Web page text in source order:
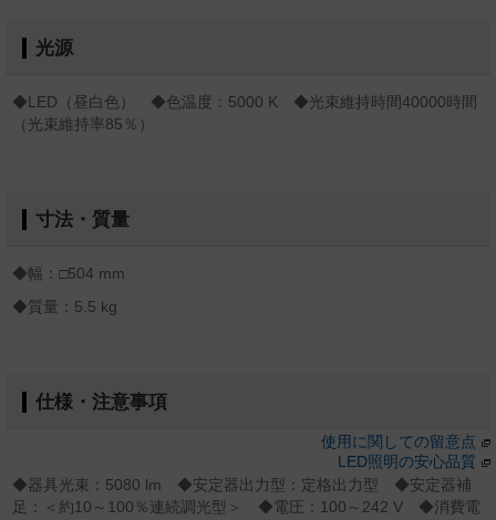
光源
◆LED（昼白色） ◆色温度：5000 K ◆光束維持時間40000時間
（光束維持率85％）
寸法・質量
◆幅：□504 mm
◆質量：5.5 kg
仕様・注意事項
使用に関しての留意点
LED照明の安心品質
◆器具光束：5080 lm ◆安定器出力型：定格出力型 ◆安定器補
足：＜約10～100％連続調光型＞ ◆電圧：100～242 V ◆消費電